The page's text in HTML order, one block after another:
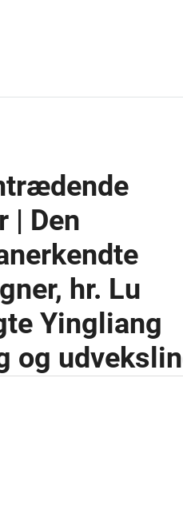
| Den
hr. Lu
Yingliang
og